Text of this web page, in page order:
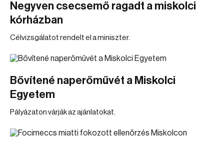
Negyven csecsemő ragadt a miskolci
kórházban
Célvizsgálatot rendelt el a miniszter.
Bővítené naperőművét a Miskolci
Egyetem
Pályázaton várják az ajánlatokat.